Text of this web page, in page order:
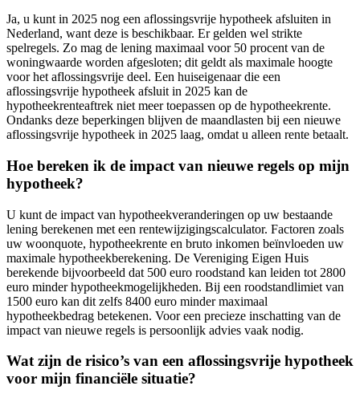
Ja, u kunt in 2025 nog een aflossingsvrije hypotheek afsluiten in
Nederland, want deze is beschikbaar. Er gelden wel strikte
spelregels. Zo mag de lening maximaal voor 50 procent van de
woningwaarde worden afgesloten; dit geldt als maximale hoogte
voor het aflossingsvrije deel. Een huiseigenaar die een
aflossingsvrije hypotheek afsluit in 2025 kan de
hypotheekrenteaftrek niet meer toepassen op de hypotheekrente.
Ondanks deze beperkingen blijven de maandlasten bij een nieuwe
aflossingsvrije hypotheek in 2025 laag, omdat u alleen rente betaalt.
Hoe bereken ik de impact van nieuwe regels op mijn
hypotheek?
U kunt de impact van hypotheekveranderingen op uw bestaande
lening berekenen met een rentewijzigingscalculator. Factoren zoals
uw woonquote, hypotheekrente en bruto inkomen beïnvloeden uw
maximale hypotheekberekening. De Vereniging Eigen Huis
berekende bijvoorbeeld dat 500 euro roodstand kan leiden tot 2800
euro minder hypotheekmogelijkheden. Bij een roodstandlimiet van
1500 euro kan dit zelfs 8400 euro minder maximaal
hypotheekbedrag betekenen. Voor een precieze inschatting van de
impact van nieuwe regels is persoonlijk advies vaak nodig.
Wat zijn de risico’s van een aflossingsvrije hypotheek
voor mijn financiële situatie?